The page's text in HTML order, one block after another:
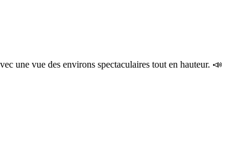
une vue des environs spectaculaires tout en hauteur. 📣